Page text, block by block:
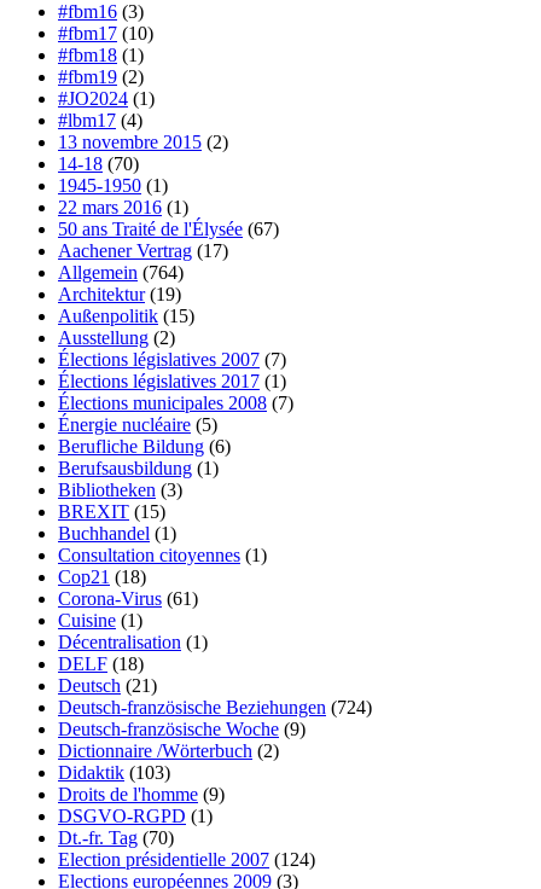
#fbm16 (3)
#fbm17 (10)
#fbm18 (1)
#fbm19 (2)
#JO2024 (1)
#lbm17 (4)
13 novembre 2015 (2)
14-18 (70)
1945-1950 (1)
22 mars 2016 (1)
50 ans Traité de l'Élysée (67)
Aachener Vertrag (17)
Allgemein (764)
Architektur(19)
Außenpolitik (15)
Ausstellung (2)
Élections législatives 2007 (7)
Élections législatives 2017 (1)
Élections municipales 2008 (7)
Énergie nucléaire (5)
Berufliche Bildung (6)
Berufsausbildung (1)
Bibliotheken (3)
BREXIT (15)
Buchhandel (1)
Consultation citoyennes (1)
Cop21 (18)
Corona-Virus (61)
Cuisine (1)
Décentralisation (1)
DELF (18)
Deutsch (21)
Deutsch-französische Beziehungen (724)
Deutsch-französische Woche (9)
Dictionnaire /Wörterbuch (2)
Didaktik (103)
Droits de l'homme (9)
DSGVO-RGPD (1)
Dt.-fr. Tag (70)
Election présidentielle 2007 (124)
Elections européennes 2009 (3)